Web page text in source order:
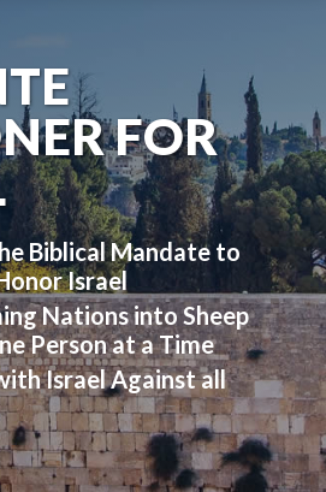
FOR
Biblical Mandate to
Israel
Nations into Sheep
Person at a Time
Israel Against all